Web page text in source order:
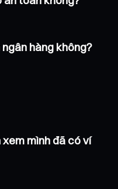
hàng không?
xem mình đã có ví